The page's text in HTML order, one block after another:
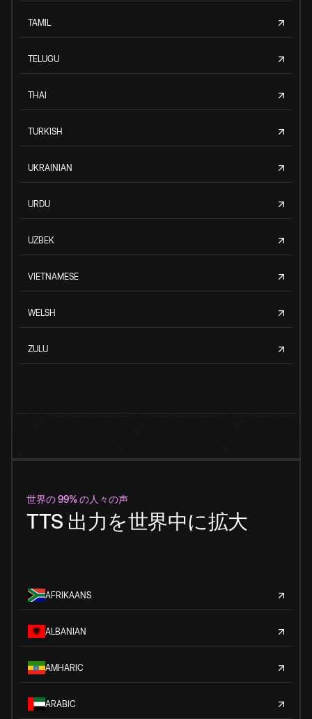
TAMIL
TELUGU
THAI
TURKISH
UKRAINIAN
URDU
UZBEK
VIETNAMESE
WELSH
ZULU
世界の 99% の人々の声
TTS 出力を世界中に拡大
AFRIKAANS
ALBANIAN
AMHARIC
ARABIC